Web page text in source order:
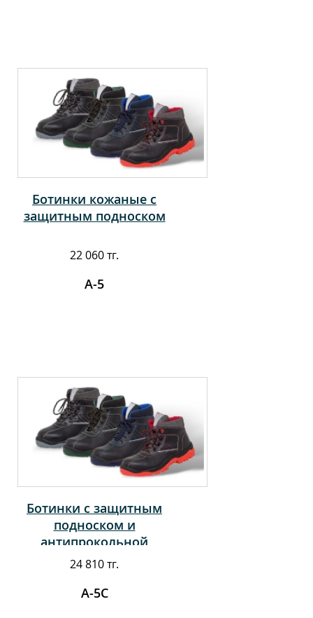
Ботинки кожаные с
защитным подноском
22 060 тг.
А-5
Ботинки с защитным
подноском и
антипрокольной
стелькой
24 810 тг.
А-5С